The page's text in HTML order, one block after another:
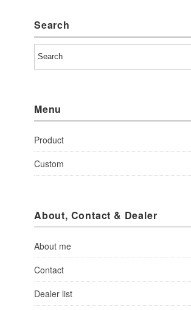
Search
Menu
Product
Custom
About, Contact & Dealer
About me
Contact
Dealer list